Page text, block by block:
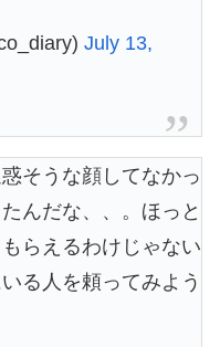
July 13,
そうな顔してなかっ
んだな、、。ほっと
らえるわけじゃない
る人を頼ってみよう